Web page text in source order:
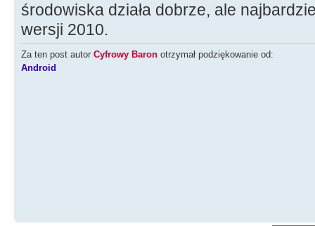
środowiska działa dobrze, ale
wersji 2010.
Za ten post autor Cyfrowy Baron otrzymał podziękowanie od:
Android